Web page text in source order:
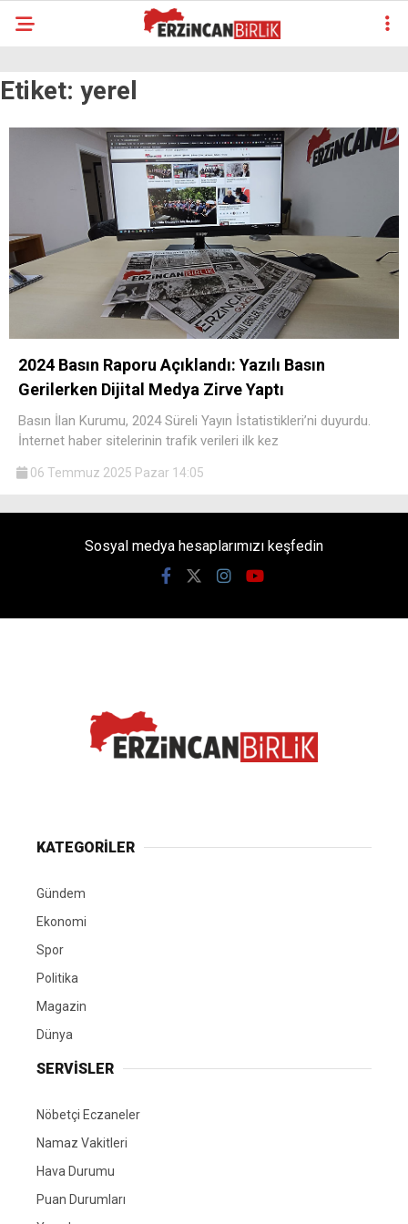
Etiket: yerel
2024 Basın Raporu Açıklandı: Yazılı Basın
Gerilerken Dijital Medya Zirve Yaptı
Basın İlan Kurumu, 2024 Süreli Yayın İstatistikleri’ni duyurdu.
İnternet haber sitelerinin trafik verileri ilk kez
06 Temmuz 2025 Pazar 14:05
Sosyal medya hesaplarımızı keşfedin
KATEGORİLER
Gündem
Ekonomi
Spor
Politika
Magazin
Dünya
SERVİSLER
Nöbetçi Eczaneler
Namaz Vakitleri
Hava Durumu
Puan Durumları